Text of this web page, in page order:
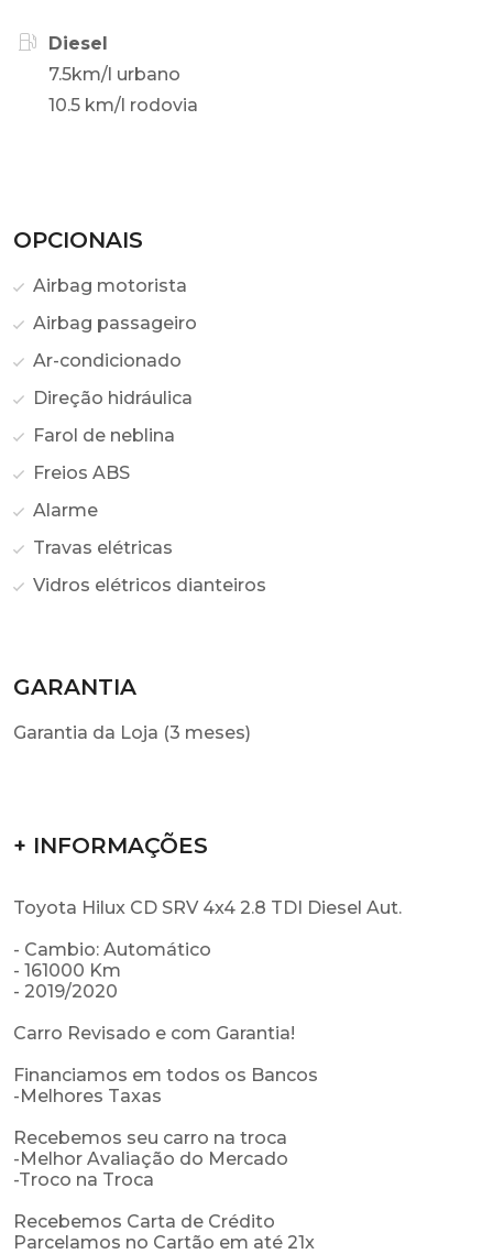
Diesel
7.5km/l urbano
10.5 km/l rodovia
OPCIONAIS
Airbag motorista
Airbag passageiro
Ar-condicionado
Direção hidráulica
Farol de neblina
Freios ABS
Alarme
Travas elétricas
Vidros elétricos dianteiros
GARANTIA
Garantia da Loja (3 meses)
+ INFORMAÇÕES
Toyota Hilux CD SRV 4x4 2.8 TDI Diesel Aut.
- Cambio: Automático
- 161000 Km
- 2019/2020
Carro Revisado e com Garantia!
Financiamos em todos os Bancos
-Melhores Taxas
Recebemos seu carro na troca
-Melhor Avaliação do Mercado
-Troco na Troca
Recebemos Carta de Crédito
Parcelamos no Cartão em até 21x